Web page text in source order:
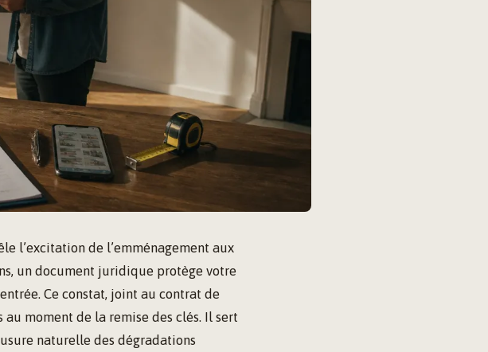
l’excitation de l’emménagement aux
un document juridique protège votre
Ce constat, joint au contrat de
moment de la remise des clés. Il sert
naturelle des dégradations